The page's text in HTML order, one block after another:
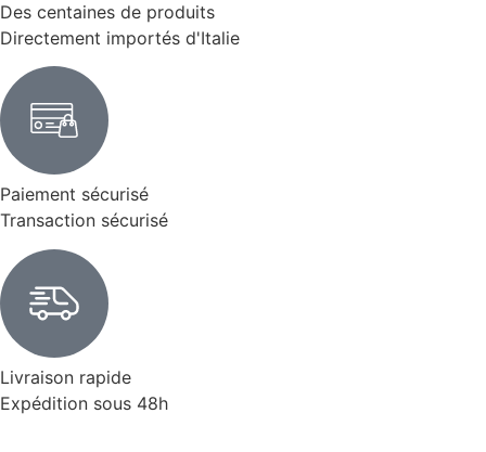
Des centaines de produits
Directement importés d'Italie
Paiement sécurisé
Transaction sécurisé
Livraison rapide
Expédition sous 48h